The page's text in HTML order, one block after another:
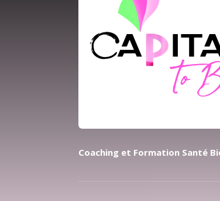
Coaching et Formation Santé